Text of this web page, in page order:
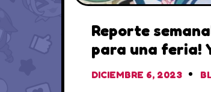
Reporte semanal:
para una feria!
DICIEMBRE 6, 2023